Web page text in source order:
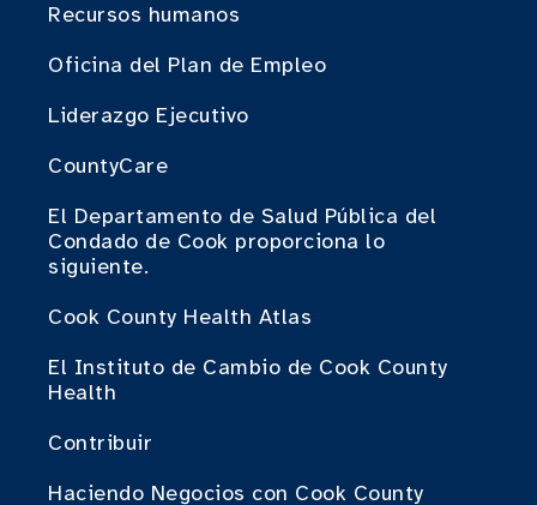
Recursos humanos
Oficina del Plan de Empleo
Liderazgo Ejecutivo
CountyCare
El Departamento de Salud Pública del
Condado de Cook proporciona lo
siguiente.
Cook County Health Atlas
El Instituto de Cambio de Cook County
Health
Contribuir
Haciendo Negocios con Cook County